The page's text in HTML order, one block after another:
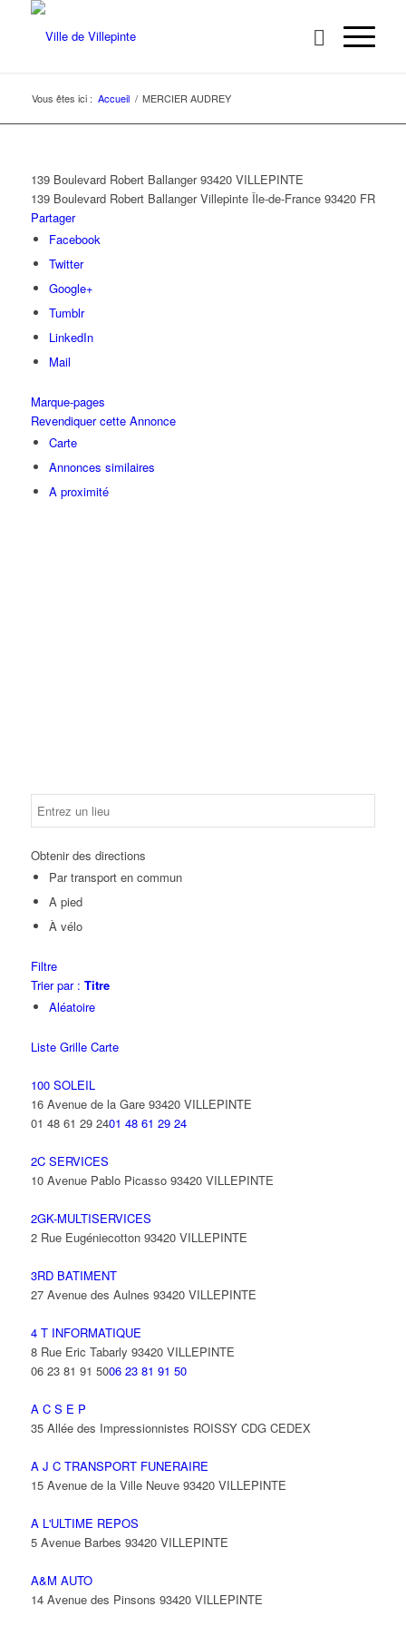
Vous êtes ici : Accueil / MERCIER AUDREY
139 Boulevard Robert Ballanger 93420 VILLEPINTE
139 Boulevard Robert Ballanger Villepinte Île-de-France 93420 FR
Partager
Facebook
Twitter
Google+
Tumblr
LinkedIn
Mail
Marque-pages
Revendiquer cette Annonce
Carte
Annonces similaires
A proximité
Obtenir des directions
Par transport en commun
A pied
À vélo
Filtre
Trier par : Titre
Aléatoire
Liste Grille Carte
100 SOLEIL
16 Avenue de la Gare 93420 VILLEPINTE
01 48 61 29 2401 48 61 29 24
2C SERVICES
10 Avenue Pablo Picasso 93420 VILLEPINTE
2GK-MULTISERVICES
2 Rue Eugéniecotton 93420 VILLEPINTE
3RD BATIMENT
27 Avenue des Aulnes 93420 VILLEPINTE
4 T INFORMATIQUE
8 Rue Eric Tabarly 93420 VILLEPINTE
06 23 81 91 5006 23 81 91 50
A C S E P
35 Allée des Impressionnistes ROISSY CDG CEDEX
A J C TRANSPORT FUNERAIRE
15 Avenue de la Ville Neuve 93420 VILLEPINTE
A L'ULTIME REPOS
5 Avenue Barbes 93420 VILLEPINTE
A&M AUTO
14 Avenue des Pinsons 93420 VILLEPINTE